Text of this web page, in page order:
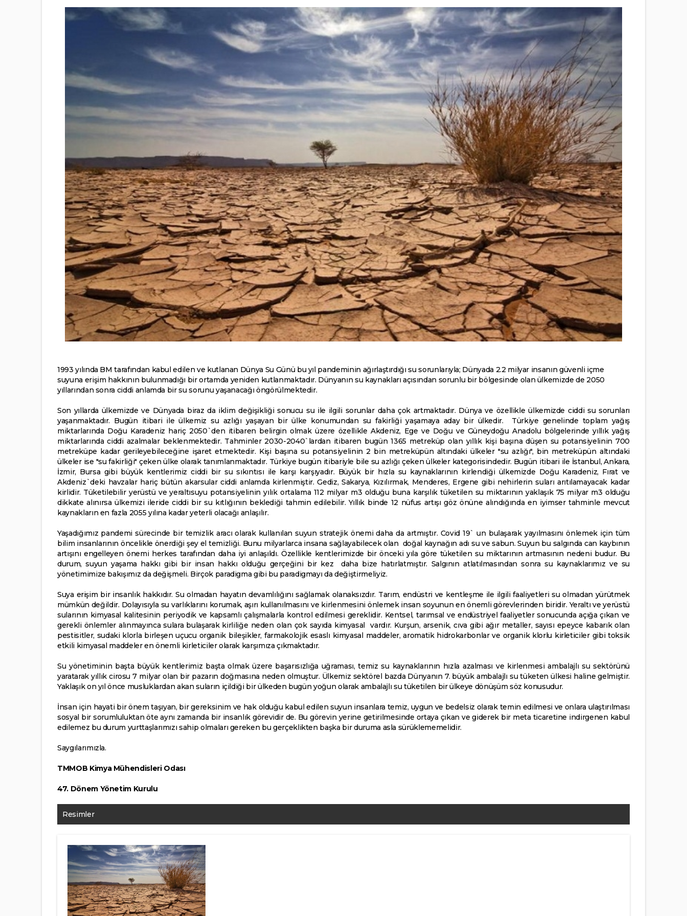
1993 yılında BM tarafından kabul edilen ve kutlanan Dünya Su Günü bu yıl pandeminin ağırlaştırdığı su sorunlarıyla; Dünyada 2.2 milyar insanın güvenli içme
suyuna erişim hakkının bulunmadığı bir ortamda yeniden kutlanmaktadır. Dünyanın su kaynakları açısından sorunlu bir bölgesinde olan ülkemizde de 2050
yıllarından sonra ciddi anlamda bir su sorunu yaşanacağı öngörülmektedir.
Son yıllarda ülkemizde ve Dünyada biraz da iklim değişikliği sonucu su ile ilgili sorunlar daha çok artmaktadır. Dünya ve özellikle ülkemizde ciddi su sorunları
yaşanmaktadır. Bugün itibari ile ülkemiz su azlığı yaşayan bir ülke konumundan su fakirliği yaşamaya aday bir ülkedir. Türkiye genelinde toplam yağış
miktarlarında Doğu Karadeniz hariç 2050`den itibaren belirgin olmak üzere özellikle Akdeniz, Ege ve Doğu ve Güneydoğu Anadolu bölgelerinde yıllık yağış
miktarlarında ciddi azalmalar beklenmektedir. Tahminler 2030-2040`lardan itibaren bugün 1365 metreküp olan yıllık kişi başına düşen su potansiyelinin 700
metreküpe kadar gerileyebileceğine işaret etmektedir. Kişi başına su potansiyelinin 2 bin metreküpün altındaki ülkeler "su azlığı", bin metreküpün altındaki
ülkeler ise "su fakirliği" çeken ülke olarak tanımlanmaktadır. Türkiye bugün itibariyle bile su azlığı çeken ülkeler kategorisindedir. Bugün itibari ile İstanbul, Ankara,
İzmir, Bursa gibi büyük kentlerimiz ciddi bir su sıkıntısı ile karşı karşıyadır. Büyük bir hızla su kaynaklarının kirlendiği ülkemizde Doğu Karadeniz, Fırat ve
Akdeniz`deki havzalar hariç bütün akarsular ciddi anlamda kirlenmiştir. Gediz, Sakarya, Kızılırmak, Menderes, Ergene gibi nehirlerin suları arıtılamayacak kadar
kirlidir. Tüketilebilir yerüstü ve yeraltısuyu potansiyelinin yılık ortalama 112 milyar m3 olduğu buna karşılık tüketilen su miktarının yaklaşık 75 milyar m3 olduğu
dikkate alınırsa ülkemizi ileride ciddi bir su kıtlığının beklediği tahmin edilebilir. Yıllık binde 12 nüfus artışı göz önüne alındığında en iyimser tahminle mevcut
kaynakların en fazla 2055 yılına kadar yeterli olacağı anlaşılır.
Yaşadığımız pandemi sürecinde bir temizlik aracı olarak kullanılan suyun stratejik önemi daha da artmıştır. Covid 19` un bulaşarak yayılmasını önlemek için tüm
bilim insanlarının öncelikle önerdiği şey el temizliği. Bunu milyarlarca insana sağlayabilecek olan doğal kaynağın adı su ve sabun. Suyun bu salgında can kaybının
artışını engelleyen önemi herkes tarafından daha iyi anlaşıldı. Özellikle kentlerimizde bir önceki yıla göre tüketilen su miktarının artmasının nedeni budur. Bu
durum, suyun yaşama hakkı gibi bir insan hakkı olduğu gerçeğini bir kez daha bize hatırlatmıştır. Salgının atlatılmasından sonra su kaynaklarımız ve su
yönetimimize bakışımız da değişmeli. Birçok paradigma gibi bu paradigmayı da değiştirmeliyiz.
Suya erişim bir insanlık hakkıdır. Su olmadan hayatın devamlılığını sağlamak olanaksızdır. Tarım, endüstri ve kentleşme ile ilgili faaliyetleri su olmadan yürütmek
mümkün değildir. Dolayısıyla su varlıklarını korumak, aşırı kullanılmasını ve kirlenmesini önlemek insan soyunun en önemli görevlerinden biridir. Yeraltı ve yerüstü
sularının kimyasal kalitesinin periyodik ve kapsamlı çalışmalarla kontrol edilmesi gereklidir. Kentsel, tarımsal ve endüstriyel faaliyetler sonucunda açığa çıkan ve
gerekli önlemler alınmayınca sulara bulaşarak kirliliğe neden olan çok sayıda kimyasal vardır. Kurşun, arsenik, cıva gibi ağır metaller, sayısı epeyce kabarık olan
pestisitler, sudaki klorla birleşen uçucu organik bileşikler, farmakolojik esaslı kimyasal maddeler, aromatik hidrokarbonlar ve organik klorlu kirleticiler gibi toksik
etkili kimyasal maddeler en önemli kirleticiler olarak karşımıza çıkmaktadır.
Su yönetiminin başta büyük kentlerimiz başta olmak üzere başarısızlığa uğraması, temiz su kaynaklarının hızla azalması ve kirlenmesi ambalajlı su sektörünü
yaratarak yıllık cirosu 7 milyar olan bir pazarın doğmasına neden olmuştur. Ülkemiz sektörel bazda Dünyanın 7. büyük ambalajlı su tüketen ülkesi haline gelmiştir.
Yaklaşık on yıl önce musluklardan akan suların içildiği bir ülkeden bugün yoğun olarak ambalajlı su tüketilen bir ülkeye dönüşüm söz konusudur.
İnsan için hayati bir önem taşıyan, bir gereksinim ve hak olduğu kabul edilen suyun insanlara temiz, uygun ve bedelsiz olarak temin edilmesi ve onlara ulaştırılması
sosyal bir sorumluluktan öte aynı zamanda bir insanlık görevidir de. Bu görevin yerine getirilmesinde ortaya çıkan ve giderek bir meta ticaretine indirgenen kabul
edilemez bu durum yurttaşlarımızı sahip olmaları gereken bu gerçeklikten başka bir duruma asla sürüklememelidir.
Saygılarımızla.
TMMOB Kimya Mühendisleri Odası
47. Dönem Yönetim Kurulu
Resimler